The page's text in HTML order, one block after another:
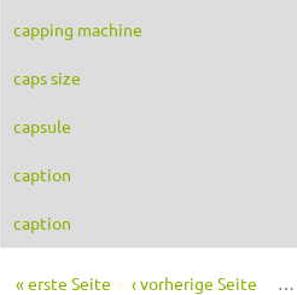
capping machine
caps size
capsule
caption
caption
« erste Seite ‹ vorherige Seite